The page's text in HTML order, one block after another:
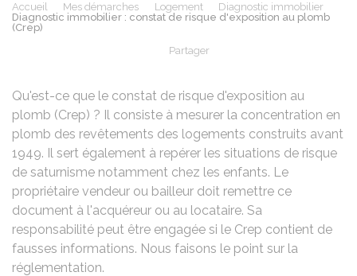
Accueil Mes démarches Logement
Diagnostic immobilier
Diagnostic immobilier : constat de risque d'exposition au plomb
(Crep)
Partager
Qu'est-ce que le constat de risque d'exposition au
plomb (Crep) ? Il consiste à mesurer la concentration en
plomb des revêtements des logements construits avant
1949. Il sert également à repérer les situations de risque
de saturnisme notamment chez les enfants. Le
propriétaire vendeur ou bailleur doit remettre ce
document à l'acquéreur ou au locataire. Sa
responsabilité peut être engagée si le Crep contient de
fausses informations. Nous faisons le point sur la
réglementation.